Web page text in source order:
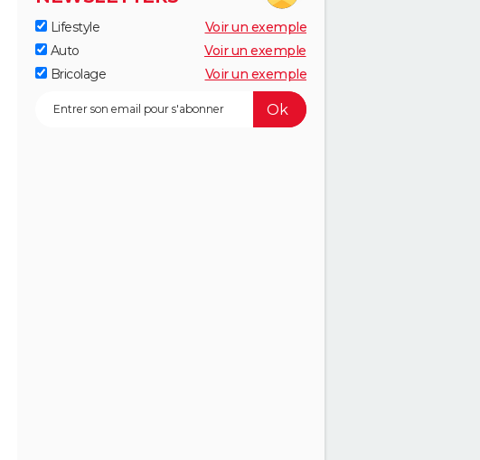
Lifestyle
Voir un exemple
Auto
Voir un exemple
Bricolage
Voir un exemple